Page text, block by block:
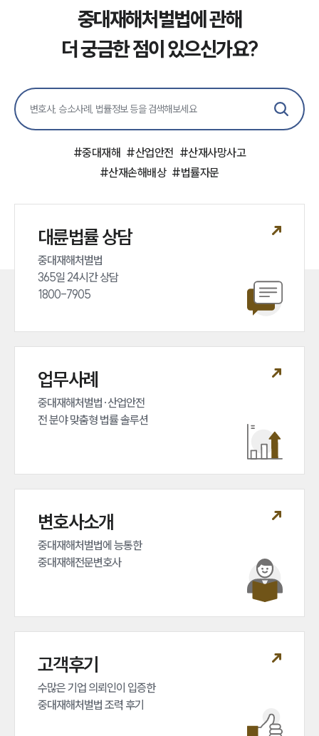
그룹소개
그룹소개
대륜의 강점
고객의 소리
주요 업무사례
업무분야
전체
중대재해전문변호사
언론보도
뉴스레터/브로슈어
세미나
중대재해처벌법에 관해
더 궁금한 점이 있으신가요?
#중대재해 #산업안전 #산재사망사고
#산재손해배상 #법률자문
대륜법률 상담
중대재해처벌법
365일 24시간 상담
1800-7905
업무사례
중대재해처벌법·산업안전
전 분야 맞춤형 법률 솔루션
변호사소개
중대재해처벌법에 능통한
중대재해전문변호사
고객후기
수많은 기업 의뢰인이 입증한
중대재해처벌법 조력 후기